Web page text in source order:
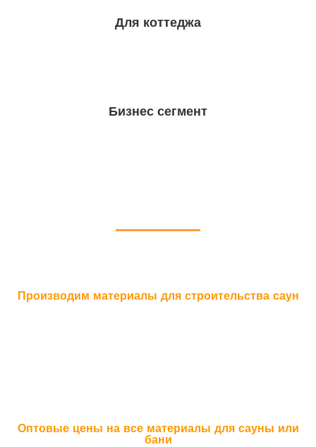
Для коттеджа
Бизнес сегмент
Производим материалы для строительства саун
Оптовые цены на все материалы для сауны или
бани